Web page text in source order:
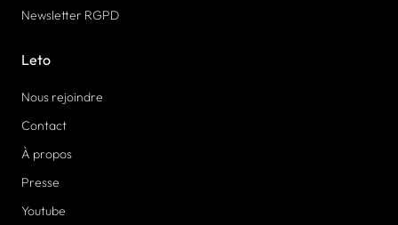
Newsletter RGPD
Leto
Nous rejoindre
Contact
À propos
Presse
Youtube